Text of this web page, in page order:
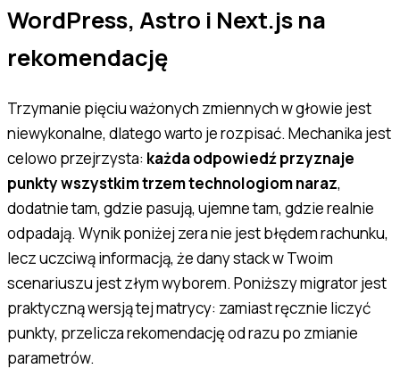
WordPress, Astro i Next.js na
rekomendację
Trzymanie pięciu ważonych zmiennych w głowie jest
niewykonalne, dlatego warto je rozpisać. Mechanika jest
celowo przejrzysta: każda odpowiedź przyznaje
punkty wszystkim trzem technologiom naraz,
dodatnie tam, gdzie pasują, ujemne tam, gdzie realnie
odpadają. Wynik poniżej zera nie jest błędem rachunku,
lecz uczciwą informacją, że dany stack w Twoim
scenariuszu jest złym wyborem. Poniższy migrator jest
praktyczną wersją tej matrycy: zamiast ręcznie liczyć
punkty, przelicza rekomendację od razu po zmianie
parametrów.